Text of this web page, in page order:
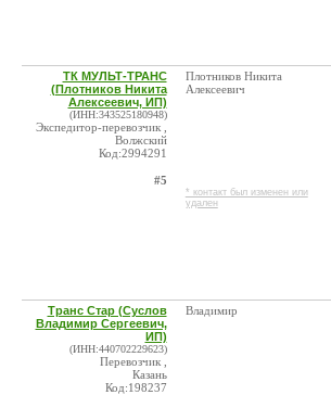
ТК МУЛЬТ-ТРАНС
(Плотников Никита
Алексеевич, ИП)
(ИНН:343525180948)
Экспедитор-перевозчик ,
Волжский
Код:2994291
#5
Плотников Никита
Алексеевич
* контакт был изменен или
удален
Транс Стар (Суслов
Владимир Сергеевич,
ИП)
(ИНН:440702229623)
Перевозчик ,
Казань
Код:198237
Владимир